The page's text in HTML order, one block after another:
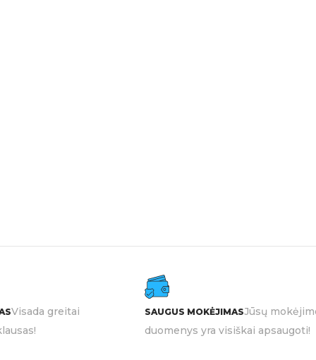
Visada greitai
SAUGUS MOKĖJIMASJūsų
duomenys yra visiškai apsaugoti!